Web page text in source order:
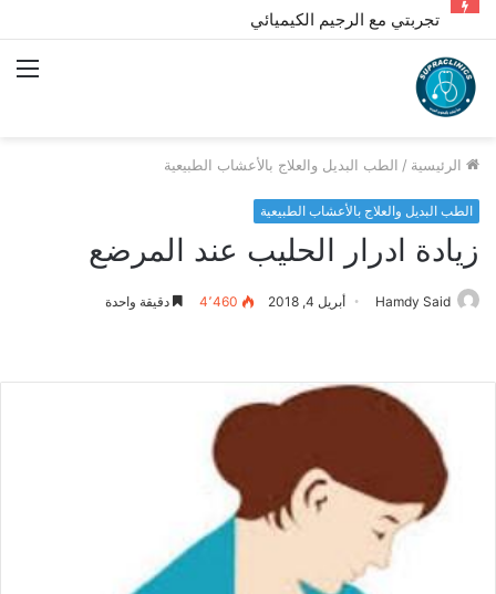
تجربتي مع الرجيم الكيميائي
الرئيسية / الطب البديل والعلاج بالأعشاب الطبيعية
الطب البديل والعلاج بالأعشاب الطبيعية
زيادة ادرار الحليب عند المرضع
Hamdy Said أبريل 4, 2018 4٬460 دقيقة واحدة